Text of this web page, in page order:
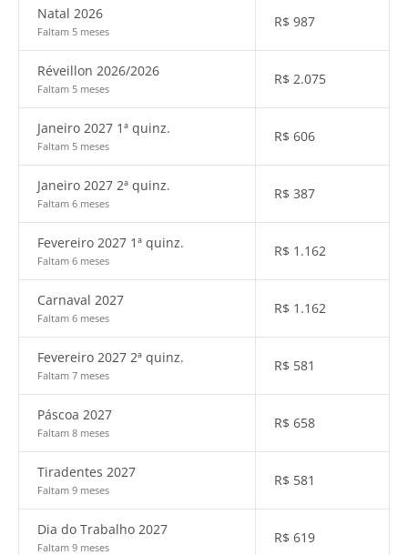
Natal 2026
Faltam 5 meses
R$ 987
Réveillon 2026/2026
Faltam 5 meses
R$ 2.075
Janeiro 2027 1ª quinz.
Faltam 5 meses
R$ 606
Janeiro 2027 2ª quinz.
Faltam 6 meses
R$ 387
Fevereiro 2027 1ª quinz.
Faltam 6 meses
R$ 1.162
Carnaval 2027
Faltam 6 meses
R$ 1.162
Fevereiro 2027 2ª quinz.
Faltam 7 meses
R$ 581
Páscoa 2027
Faltam 8 meses
R$ 658
Tiradentes 2027
Faltam 9 meses
R$ 581
Dia do Trabalho 2027
Faltam 9 meses
R$ 619